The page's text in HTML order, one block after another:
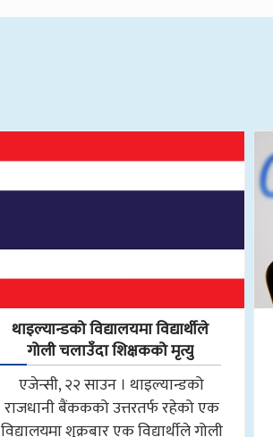
थाइल्यान्डको विद्यालयमा विद्यार्थीले
गोली चलाउँदा शिक्षकको मृत्यु
एजेन्सी, २२ साउन । थाइल्यान्डको
राजधानी बैंककको उत्तरतर्फ रहेको एक
विद्यालयमा शुक्रबार एक विद्यार्थीले गोली